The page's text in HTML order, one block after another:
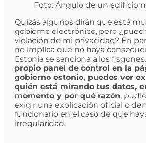
Foto: Ángulo de un edificio
Quizás algunos dirán que está
gobierno electrónico, pero
violación de mi privacidad? En
no implica que no haya
Estonia se sanciona a los fisgones.
propio panel de control en la
gobierno estonio, puedes ver
quién está mirando tus datos,
momento y por qué razón,
exigir una explicación oficial o
funcionario en el caso de que
irregularidad.